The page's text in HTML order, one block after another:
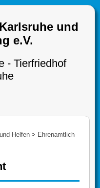
und
e.V.
- Tierfriedhof
Helfen > Ehrenamtlich